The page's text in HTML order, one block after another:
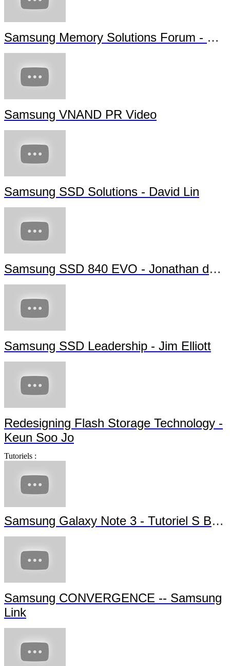
Samsung Memory Solutions Forum - Future Technology
Samsung VNAND PR Video
Samsung SSD Solutions - David Lin
Samsung SSD 840 EVO - Jonathan da Silva
Samsung SSD Leadership - Jim Elliott
Redesigning Flash Storage Technology -
Keun Soo Jo
Tutoriels :
Samsung Galaxy Note 3 - Tutoriel S Beam
Samsung CONVERGENCE -- Samsung
Link